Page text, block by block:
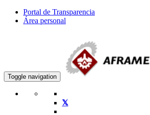
Portal de Transparencia
Área personal
Toggle navigation